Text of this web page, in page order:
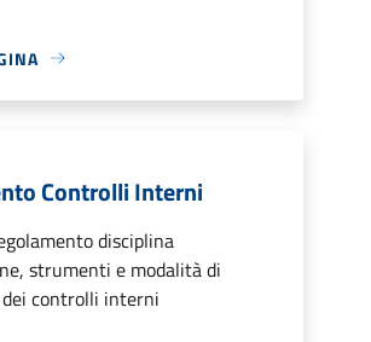
Controlli Interni
disciplina
strumenti e modalità di
controlli interni